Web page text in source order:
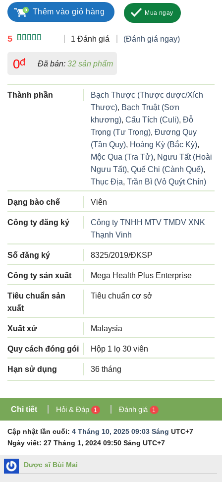
5
dựa trên
đánh giá
1 Đánh giá (Đánh giá ngay)
0đ Đã bán: 32 sản phẩm
Thành phần
Bạch Thược (Thược dược/Xích
Thược), Bạch Truật (Sơn
khương), Cẩu Tích (Culi), Đỗ
Trọng (Tư Trọng), Đương Quy
(Tần Quy), Hoàng Kỳ (Bắc Kỳ),
Mộc Qua (Tra Tử), Ngưu Tất (Hoài
Ngưu Tất), Quế Chi (Cành Quế),
Thục Địa, Trần Bì (Vỏ Quýt Chín)
Dạng bào chế Viên
Công ty đăng ký
Công ty TNHH MTV TMDV XNK
Thạnh Vinh
Số đăng ký 8325/2019/ĐKSP
Công ty sản xuất Mega Health Plus Enterprise
Tiêu chuẩn sản
xuất
Tiêu chuẩn cơ sở
Xuất xứ Malaysia
Quy cách đóng gói Hộp 1 lọ 30 viên
Hạn sử dụng 36 tháng
Thêm vào giỏ hàng Mua ngay
Chi tiết Hỏi & Đáp 1 Đánh giá 1
Cập nhật lần cuối: 4 Tháng 10, 2025 09:03 Sáng UTC+7
Ngày viết: 27 Tháng 1, 2024 09:50 Sáng UTC+7
Dược sĩ Bùi Mai